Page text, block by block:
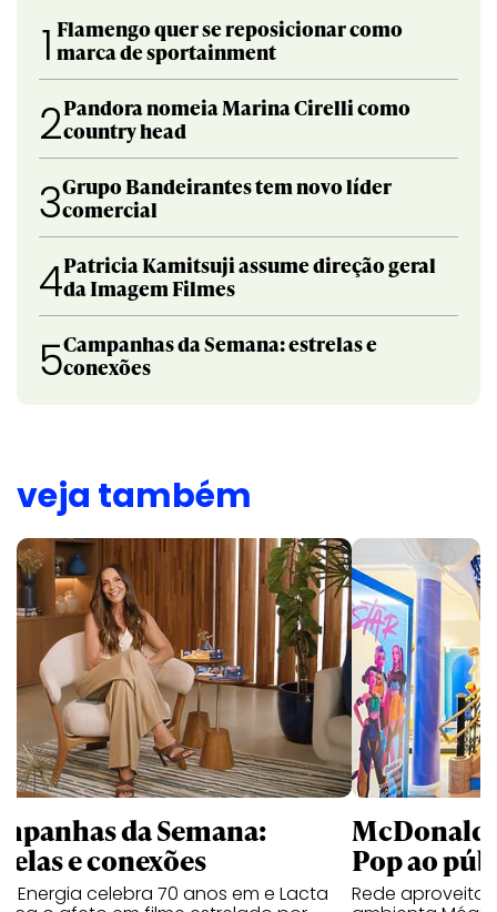
1 Flamengo quer se reposicionar como
marca de sportainment
2Pandora nomeia Marina Cirelli como
country head
3Grupo Bandeirantes tem novo líder
comercial
4Patricia Kamitsuji assume direção geral
da Imagem Filmes
5Campanhas da Semana: estrelas e
conexões
veja também
da Semana:
e conexões
Energia celebra 70 anos em e Lacta
Pop ao
Rede aproveita